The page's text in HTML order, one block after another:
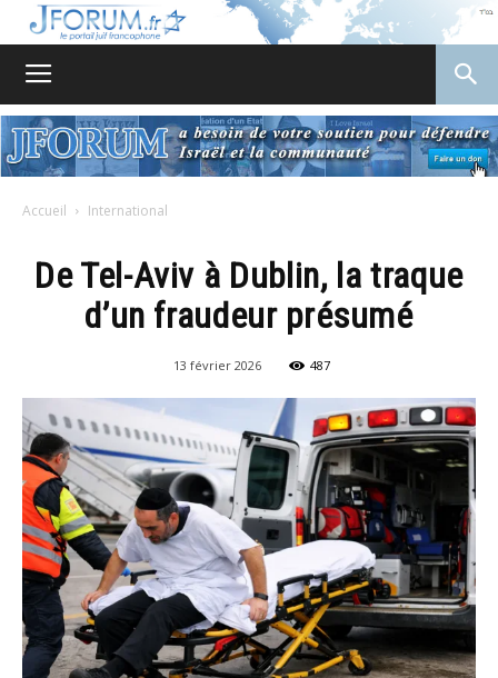
Accueil International
De Tel-Aviv à Dublin, la traque
d’un fraudeur présumé
13 février 2026 487